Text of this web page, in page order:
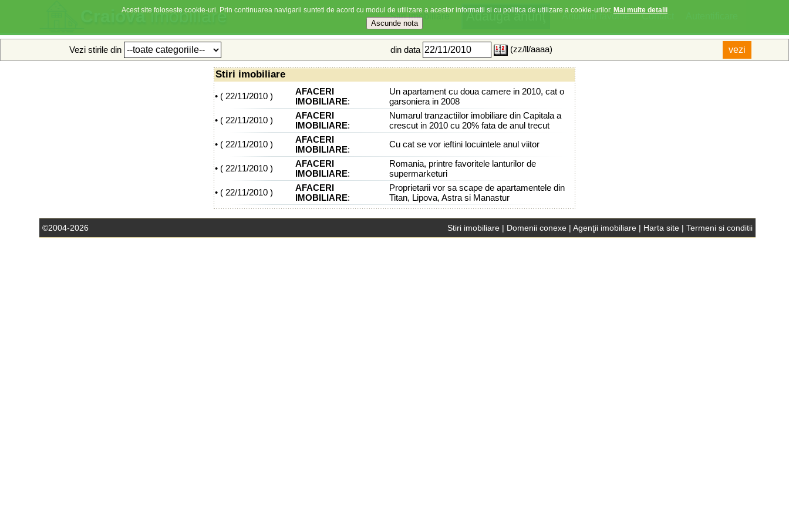
Craiovaimobiliare Contact
Anunturi favorite
Stiri imobiliare
Vezi stirile din din data (zz/ll/aaaa)
Stiri imobiliare
• ( 22/11/2010 )
AFACERI
IMOBILIARE:
Un apartament cu doua camere in 2010, cat o
garsoniera in 2008
• ( 22/11/2010 )
AFACERI
IMOBILIARE:
Numarul tranzactiilor imobiliare din Capitala a
crescut in 2010 cu 20% fata de anul trecut
• ( 22/11/2010 )
AFACERI
IMOBILIARE:
Cu cat se vor ieftini locuintele anul viitor
• ( 22/11/2010 )
AFACERI
IMOBILIARE:
Romania, printre favoritele lanturilor de
supermarketuri
• ( 22/11/2010 )
AFACERI
IMOBILIARE:
Proprietarii vor sa scape de apartamentele din
Titan, Lipova, Astra si Manastur
©2004-2026 Stiri imobiliare| Domenii conexe| Agenţii imobiliare| Harta site| Termeni si conditii
Acest site foloseste cookie-uri. Prin continuarea navigarii sunteti de acord cu modul de utilizare a acestor informatii si cu politica de utilizare a cookie-urilor. Mai multe detalii